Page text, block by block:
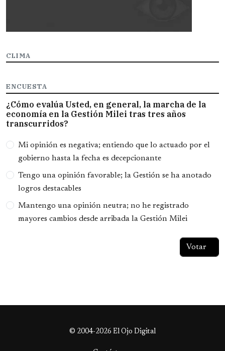
CLIMA
ENCUESTA
¿Cómo evalúa Usted, en general, la marcha de la
economía en la Gestión Milei tras tres años
transcurridos?
Opciones
Mi opinión es negativa; entiendo que lo actuado por el
gobierno hasta la fecha es decepcionante
Tengo una opinión favorable; la Gestión se ha anotado
logros destacables
Mantengo una opinión neutra; no he registrado
mayores cambios desde arribada la Gestión Milei
© 2004-2026 El Ojo Digital